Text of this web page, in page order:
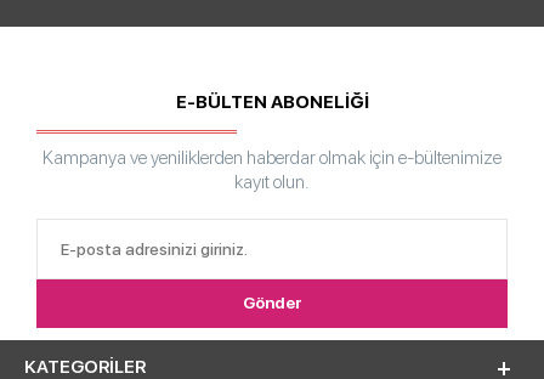
E-BÜLTEN ABONELİĞİ
Kampanya ve yeniliklerden haberdar olmak için e-bültenimize
kayıt olun.
KATEGORILER